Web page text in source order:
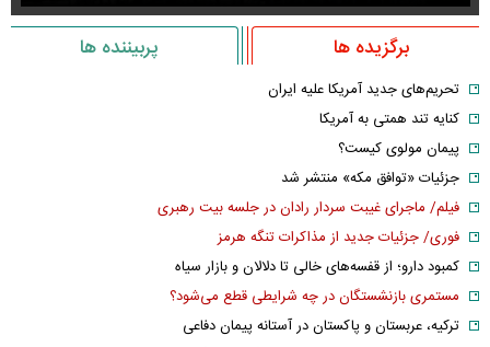
برگزیده ها پربیننده ها
تحریم‌های جدید آمریکا علیه ایران
کنایه تند همتی به آمریکا
پیمان مولوی کیست؟
جزئیات «توافق مکه» منتشر شد
فیلم/ ماجرای غیبت سردار رادان در جلسه بیت رهبری
فوری/ جزئیات جدید از مذاکرات تنگه هرمز
کمبود دارو؛ از قفسه‌های خالی تا دلالان و بازار سیاه
مستمری بازنشستگان در چه شرایطی قطع می‌شود؟
ترکیه، عربستان و پاکستان در آستانه پیمان دفاعی